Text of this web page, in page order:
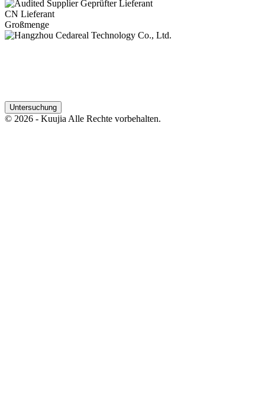
Geprüfter Lieferant
CN Lieferant
Großmenge
Untersuchung
© 2026 - Kuujia Alle Rechte vorbehalten.